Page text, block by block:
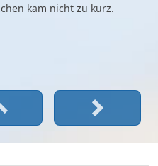
kam nicht zu kurz.